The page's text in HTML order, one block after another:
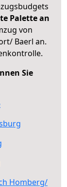
Palette an
von
Baerl an.
Sie
Homberg/